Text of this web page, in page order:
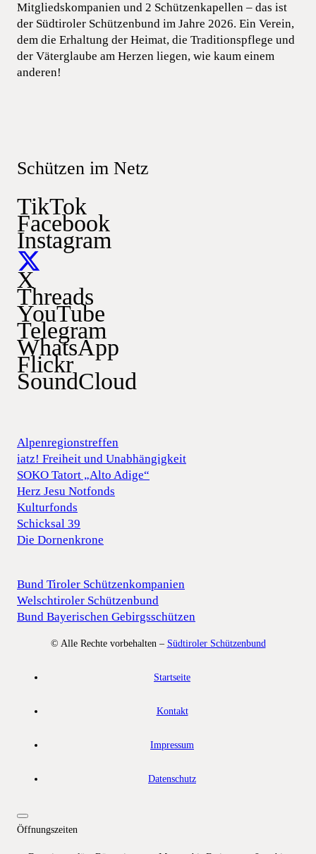
Mitgliedskompanien und 2 Schützenkapellen – das ist
der Südtiroler Schützenbund im Jahre 2026. Ein Verein,
dem die Erhaltung der Heimat, die Traditionspflege und
der Väterglaube am Herzen liegen, wie kaum einem
anderen!
Schützen im Netz
TikTok
Facebook
Instagram
X
Threads
YouTube
Telegram
WhatsApp
Flickr
SoundCloud
Alpenregionstreffen
iatz! Freiheit und Unabhängigkeit
SOKO Tatort „Alto Adige“
Herz Jesu Notfonds
Kulturfonds
Schicksal 39
Die Dornenkrone
Bund Tiroler Schützenkompanien
Welschtiroler Schützenbund
Bund Bayerischen Gebirgsschützen
© Alle Rechte vorbehalten – Südtiroler Schützenbund
Startseite
Kontakt
Impressum
Datenschutz
Öffnungszeiten